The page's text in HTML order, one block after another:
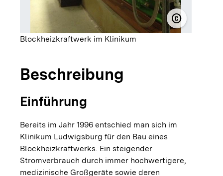
copyright© Klinikum
Blockheizkraftwerk im Klinikum
Beschreibung
Einführung
Bereits im Jahr 1996 entschied man sich im
Klinikum Ludwigsburg für den Bau eines
Blockheizkraftwerks. Ein steigender
Stromverbrauch durch immer hochwertigere,
medizinische Großgeräte sowie deren